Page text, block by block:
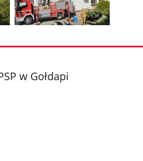
galerii.
zdjęcie
galerii.
w Gołdapi